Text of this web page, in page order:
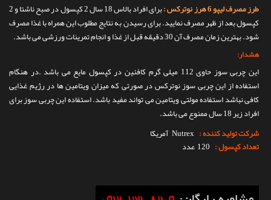
طرز مصرف لیپو 6 هرز نوترکس :
برای افراد بالاس 18 سال 2 کپسول در صبح ناشتا و 2
کپسول بعد از ظهر مصرف نمایید. برای رسیدن به نتایج مطلوب این همراه با غذا مصرف
شود. بهترین زمان مصرف آن 30 دقیقه قبل از غذا و انجام تمرینات ورزشی می باشد.
هشدار:
این چربی سوز حاوی 112 میلی گرم کافئین در کپسول مایع می باشد .در هنگام
استفاده از این چربی سوز نوترکس در صورتی که میزان ویتامین ها در رژیم غذایی
کافی نباشد استفاده مولتی ویتامین می تواند مفید باشد. استفاده این چربی سوز برای
افراد زیر 18 سال ممنوع می باشد.
شرکت تولید کننده : Nutrex آمریکا
تعداد کپسول : 120 عدد